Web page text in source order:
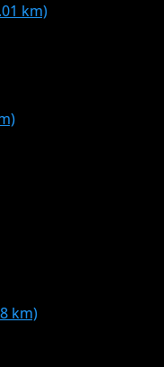
km)
km)